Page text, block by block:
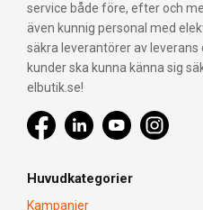
service både före, efter och
även kunnig personal med
säkra leverantörer av
kunder ska kunna känna sig
elbutik.se!
Huvudkategorier
Kampanjer